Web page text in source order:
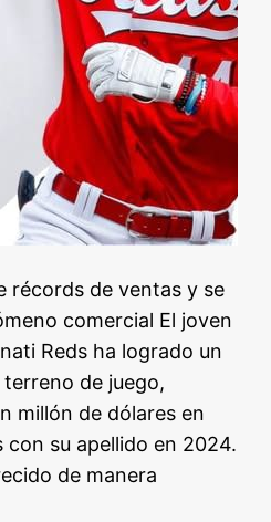
récords de ventas y se
comercial El joven
Reds ha logrado un
de juego,
millón de dólares en
su apellido en 2024.
de manera